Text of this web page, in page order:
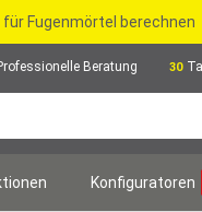
Fugenmörtel berechnen
Beratung 30
Konfiguratoren